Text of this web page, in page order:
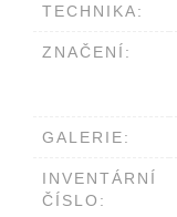
TECHNIKA:
ZNAČENÍ:
GALERIE:
INVENTÁRNÍ
ČÍSLO: